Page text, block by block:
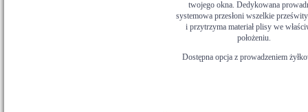
twojego okna. Dedykowana
systemowa przesłoni wszelkie
i przytrzyma materiał plisy we
położeniu.
Dostępna opcja z prowadzeniem